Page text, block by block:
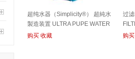
超纯水器（Simplicity®） 超純水
製造装置 ULTRA PUPE WATER
APPRATUS
购买 收藏
过
购买